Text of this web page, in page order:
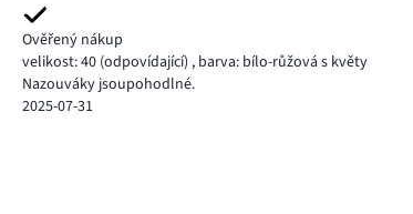
Ověřený nákup
velikost: 40 (odpovídající) , barva: bílo-růžová s květy
Nazouváky jsoupohodlné.
2025-07-31